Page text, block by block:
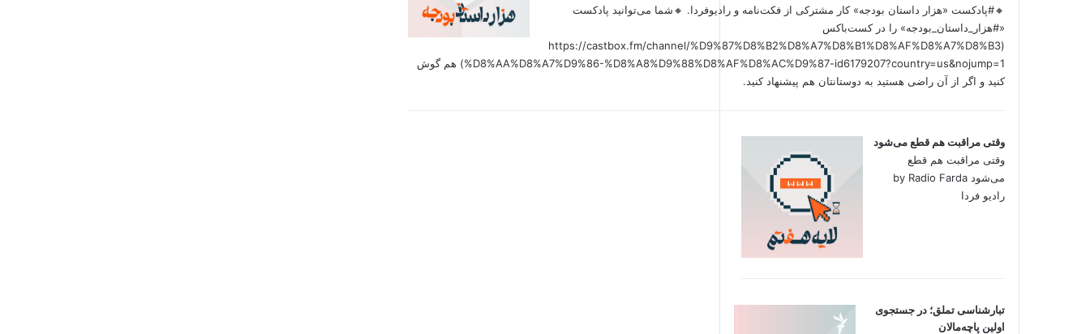
🔸#پادکست «هزار داستان بودجه» کار مشترکی از فکت‌نامه و رادیوفردا. 🔸شما می‌توانید پادکست
«#هزار_داستان_بودجه» را در کست‌باکس
(https://castbox.fm/channel/%D9%87%D8%B2%D8%A7%D8%B1%D8%AF%D8%A7%D8%B3
%D8%AA%D8%A7%D9%86-%D8%A8%D9%88%D8%AF%D8%AC%D9%87-id6179207?country=us&nojump=1) هم گوش
کنید و اگر از آن راضی هستید به دوستانتان هم پیشنهاد کنید.
وقتی مراقبت هم قطع می‌شود
وقتی مراقبت هم قطع
می‌شود by Radio Farda
رادیو فردا
تبارشناسی تملق؛ در جستجوی
اولین‌ پاچه‌مالان